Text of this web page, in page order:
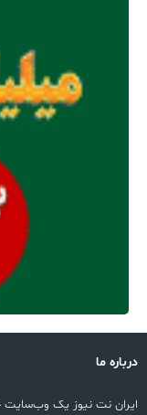
ما
نت نیوز یک وب‌سایت